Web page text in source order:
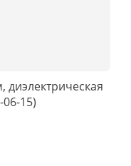
диэлектрическая
15)